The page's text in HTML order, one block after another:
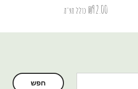
₪92.00 כולל מע"מ
חפש